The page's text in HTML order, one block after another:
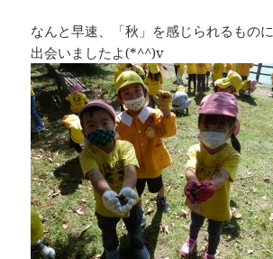
なんと早速、「秋」を感じられるものに
出会いましたよ(*^^)v